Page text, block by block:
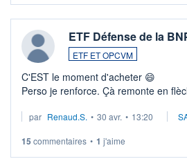
ETF Défense de la
ETF ET OPCVM
C'EST le moment d'acheter 😄​
Perso je renforce. Çà remonte en
Investissement long terme tip top
par Renaud.S. • 30 avr. • 13:20
15 commentaires • 1 j'aime